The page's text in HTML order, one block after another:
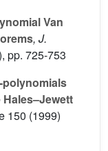
Van
, J.
pp. 725-753
polynomials
150 (1999)